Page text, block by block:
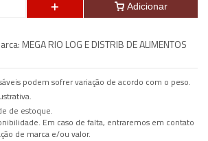
Adicionar
MEGA RIO LOG E DISTRIB DE ALIMENTOS
podem sofrer variação de acordo com o peso.
de estoque.
Em caso de falta, entraremos em contato
de marca e/ou valor.